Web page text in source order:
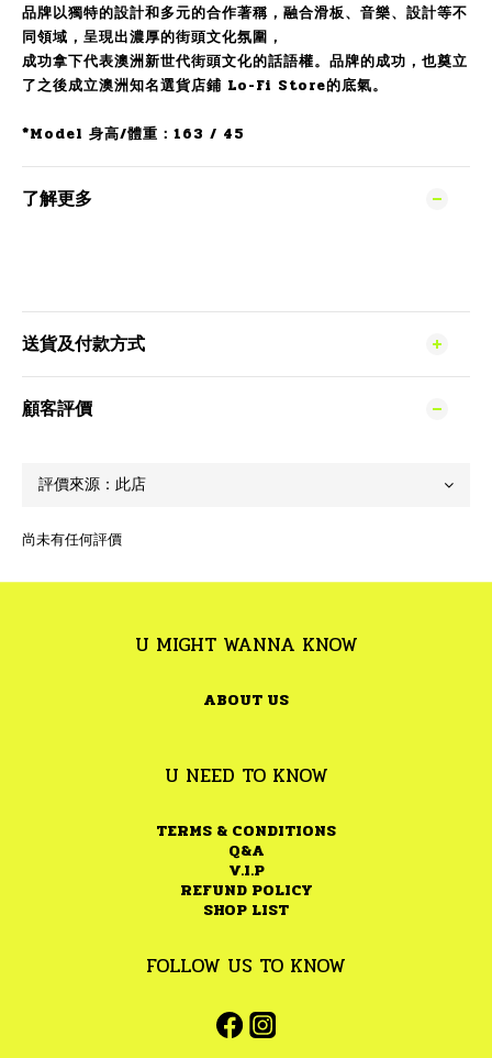
品牌以獨特的設計和多元的合作著稱，融合滑板、音樂、設計等不
同領域，呈現出濃厚的街頭文化氛圍，
成功拿下代表澳洲新世代街頭文化的話語權。品牌的成功，也奠立
了之後成立澳洲知名選貨店鋪 Lo-Fi Store的底氣。
*Model 身高/體重：163 / 45
了解更多
送貨及付款方式
顧客評價
尚未有任何評價
U MIGHT WANNA KNOW
ABOUT US
U NEED TO KNOW
TERMS & CONDITIONS
Q&A
V.I.P
REFUND POLICY
SHOP LIST
FOLLOW US TO KNOW